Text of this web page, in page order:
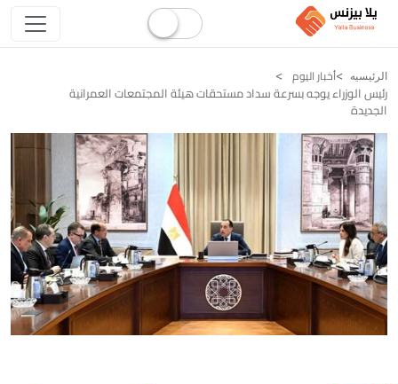
الرئيسيه أخبار اليوم
رئيس الوزراء يوجه بسرعة سداد مستحقات هيئة المجتمعات العمرانية
الجديدة